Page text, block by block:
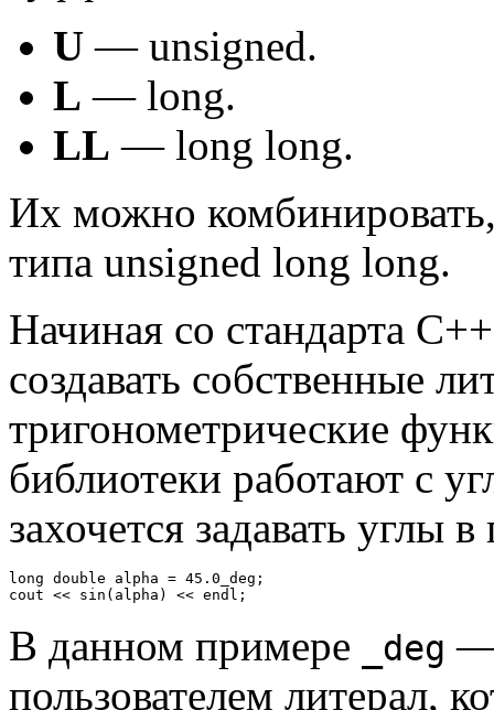
U — unsigned.
L — long.
LL — long long.
Их можно
типа unsigned long long.
Начиная со стандарта
создавать собственные
тригонометрические
библиотеки работают с
захочется задавать углы
long double alpha = 45.0_deg;
В данном примере _deg —
пользователем литерал,